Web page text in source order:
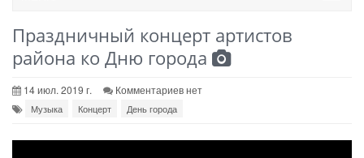
Праздничный концерт артистов
района ко Дню города
14 июл. 2019 г. Комментариев нет
Музыка Концерт День города